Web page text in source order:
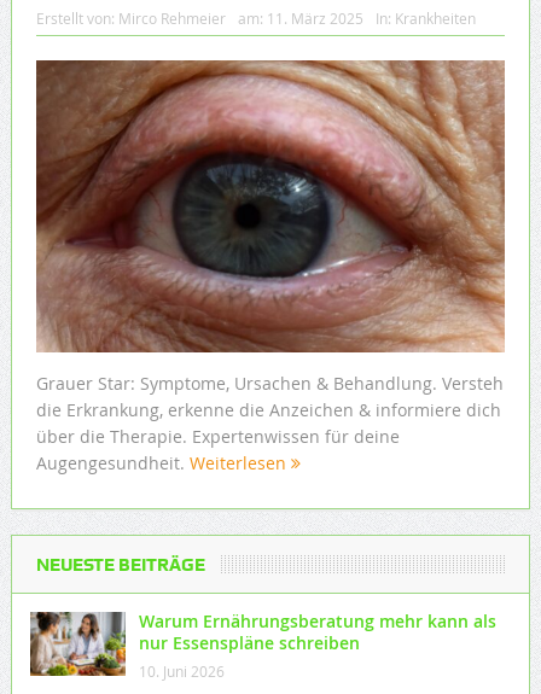
Erstellt von: Mirco Rehmeier am: 11. März 2025 In: Krankheiten
Grauer Star: Symptome, Ursachen & Behandlung. Versteh
die Erkrankung, erkenne die Anzeichen & informiere dich
über die Therapie. Expertenwissen für deine
Augengesundheit. Weiterlesen
NEUESTE BEITRÄGE
Warum Ernährungsberatung mehr kann als
nur Essenspläne schreiben
10. Juni 2026